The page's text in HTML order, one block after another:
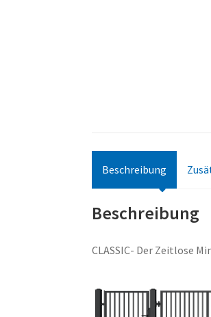
Beschreibung
Beschreibung
CLASSIC- Der Zeitlose